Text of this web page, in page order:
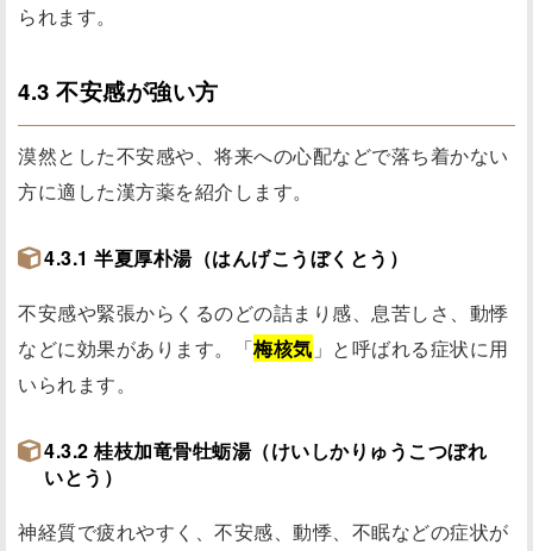
られます。
4.3 不安感が強い方
漠然とした不安感や、将来への心配などで落ち着かない
方に適した漢方薬を紹介します。
4.3.1 半夏厚朴湯（はんげこうぼくとう）
不安感や緊張からくるのどの詰まり感、息苦しさ、動悸
などに効果があります。「梅核気 」と呼ばれる症状に用
いられます。
4.3.2 桂枝加竜骨牡蛎湯（けいしかりゅうこつぼれ
いとう）
神経質で疲れやすく、不安感、動悸、不眠などの症状が